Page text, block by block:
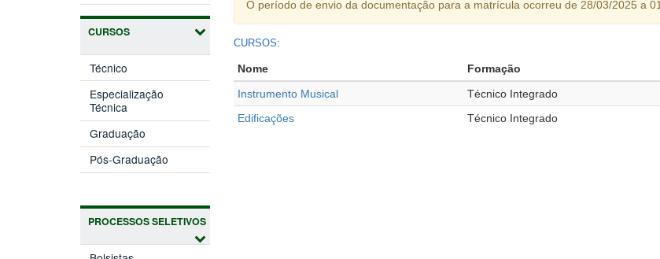
CURSOS
Técnico
Especialização
Técnica
Graduação
Pós-Graduação
PROCESSOS SELETIVOS
O período de envio da documentação para a matrícula ocorreu de 28/03/2025 a
CURSOS:
Nome Formação
Instrumento Musical
Técnico Integrado
Edificações
Técnico Integrado